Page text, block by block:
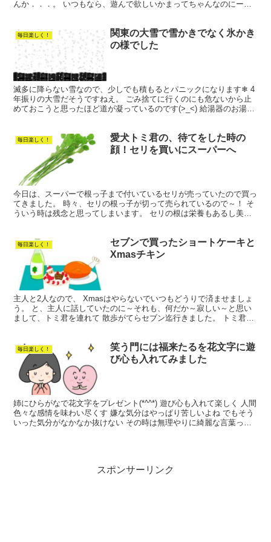
んか．．．。 いつもなら、遊んで欲しいかまってちゃんなのにー！
毎日楽しく！
関東の大雪で雪かきでなく氷かき
の様でした
滅多に降らない雪なので、少しでも積もるとパニックになります❄ 4
年振りの大雪だそうですねえ。 ごみ捨てに行くのにも危ないから止
めておこうと思ったほど道が凝っているのです(>_<) 給湯器のお湯も
毎日楽しく！
愛犬トミ君の、待てをした時の
顔！セリを買いにスーパーへ
今日は、スーパーで根っ子まで付いているセリが売っていたので買っ
てきました。 時々、セリの根っ子が切って売られているので～！ そ
ういう時は残念と思ってしまいます。 セリの根は栄養もあるし美味
毎日楽しく！
セブンで買ったショートケーキと
Xmasチキン
主人と2人なので、 Xmasはやらないでいつもどうりで済ませましょ
う。 と、主人に話していたのに～それも、何だか～寂しい～と思い
まして、トミ君を連れて 散歩がてらセブン迄行きました。 トミ君は
毎日楽しく！
笑う門には福来たるを花文字に遊
び心も入れてみました
姉にひらがなで花文字をプレゼント(*^^*) 遊び心も入れて楽しく 人間
色々な感情を味わい尽くす 嫌な気分はやっぱり苦しいよね でもそう
いった気分がなかなか抜けない その時は無理やりに綺麗な言葉って
スポンサーリンク